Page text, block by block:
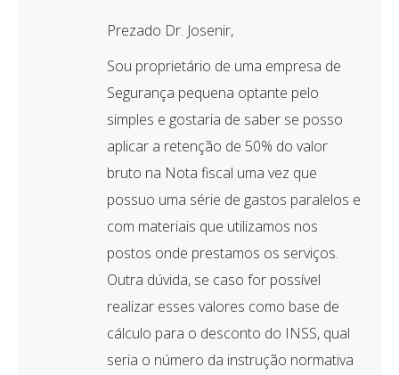
Prezado Dr. Josenir,
Sou proprietário de uma empresa de
Segurança pequena optante pelo
simples e gostaria de saber se posso
aplicar a retenção de 50% do valor
bruto na Nota fiscal uma vez que
possuo uma série de gastos paralelos e
com materiais que utilizamos nos
postos onde prestamos os serviços.
Outra dúvida, se caso for possível
realizar esses valores como base de
cálculo para o desconto do INSS, qual
seria o número da instrução normativa